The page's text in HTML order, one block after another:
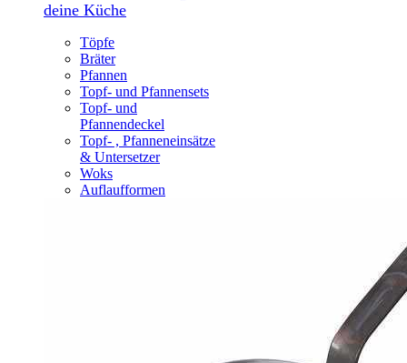
deine Küche
Töpfe
Bräter
Pfannen
Topf- und Pfannensets
Topf- und
Pfannendeckel
Topf- , Pfanneneinsätze
& Untersetzer
Woks
Auflaufformen